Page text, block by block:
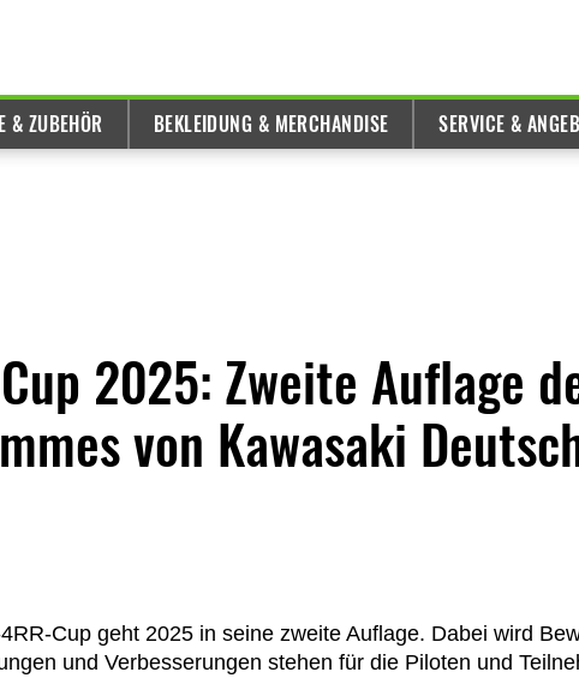
& ZUBEHÖR BEKLEIDUNG & MERCHANDISE SERVICE &
2025: Zweite Auflage
von Kawasaki
Cup geht 2025 in seine zweite Auflage. Dabei wird
und Verbesserungen stehen für die Piloten und